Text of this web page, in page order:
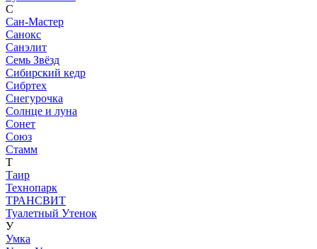
С
Сан-Мастер
Санокс
Санэлит
Семь Звёзд
Сибирский кедр
Сибртех
Снегурочка
Солнце и луна
Сонет
Союз
Стамм
Т
Таир
Технопарк
ТРАНСВИТ
Туалетный Утенок
У
Умка